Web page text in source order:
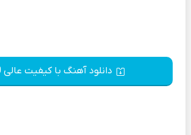
دانلود آهنگ با کیفیت عالی 320